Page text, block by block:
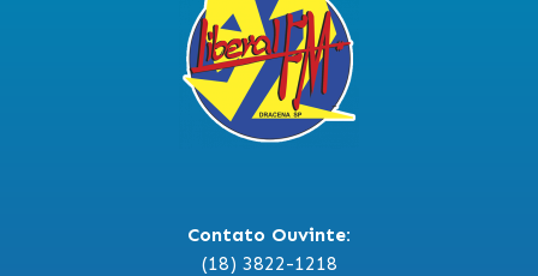
Contato Ouvinte:
(18) 3822-1218